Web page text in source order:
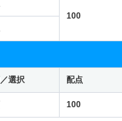
100
選択 配点
100